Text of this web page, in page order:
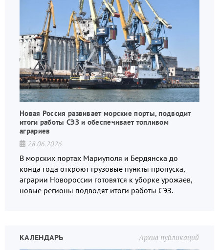
Новая Россия развивает морские порты, подводит
итоги работы СЭЗ и обеспечивает топливом
аграриев
28.06.2026
В морских портах Мариуполя и Бердянска до
конца года откроют грузовые пункты пропуска,
аграрии Новороссии готовятся к уборке урожаев,
новые регионы подводят итоги работы СЭЗ.
Архив публикаций
КАЛЕНДАРЬ